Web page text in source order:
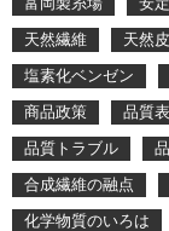
天然繊維
天然
塩素化ベンゼン
商品政策
品質
品質トラブル
合成繊維の融点
化学物質のいろは